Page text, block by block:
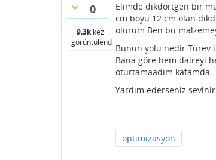
0
9.3kkez
görüntülendi
Elimde dikdörtgen bir
cm boyu 12 cm olan
olurum Ben bu
Bunun yolu nedir Türev
Bana göre hem daireyi
oturtamaadım kafamda
Yardım ederseniz
optimizasyon